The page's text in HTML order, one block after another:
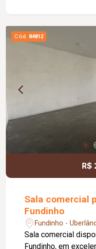
banheiros feminino e
acessibilidade,
inclusa no
áreas comuns,
de Limpeza),
de segurança e
diferencial, existe
da área da sala,
locatário. Entre em
Cód. 84812
R$
Sala comercial
Fundinho
Fundinho -
Sala comercial
Fundinho, em